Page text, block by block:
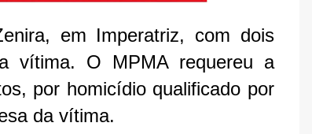
em Imperatriz, com dois
vítima. O MPMA requereu a
por homicídio qualificado por
da vítima.